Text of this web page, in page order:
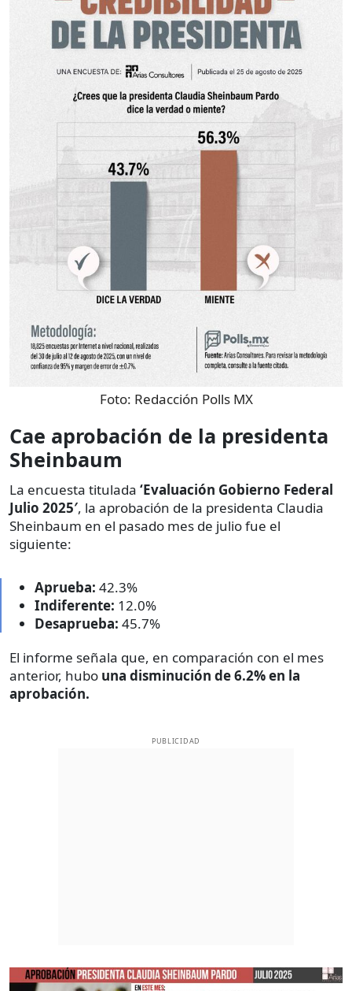
Foto: Redacción Polls MX
Cae aprobación de la presidenta
Sheinbaum
La encuesta titulada ‘Evaluación Gobierno Federal
Julio 2025′, la aprobación de la presidenta Claudia
Sheinbaum en el pasado mes de julio fue el
siguiente:
Aprueba: 42.3%
Indiferente: 12.0%
Desaprueba: 45.7%
El informe señala que, en comparación con el mes
anterior, hubo una disminución de 6.2% en la
aprobación.
PUBLICIDAD